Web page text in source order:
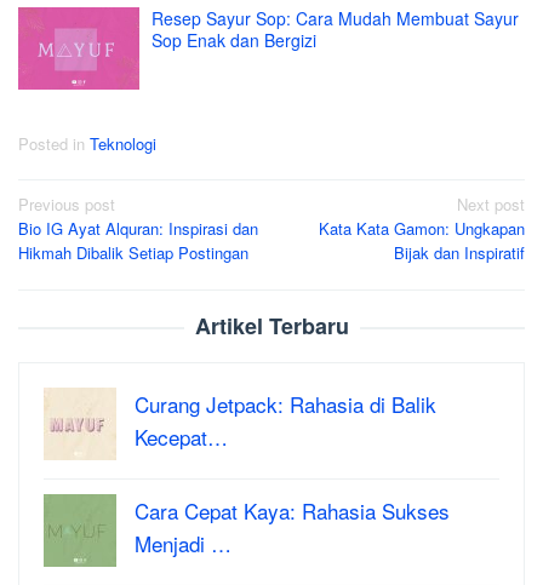
Resep Sayur Sop: Cara Mudah Membuat Sayur
Sop Enak dan Bergizi
Posted in Teknologi
Post
navigation
Previous post
Bio IG Ayat Alquran: Inspirasi dan
Hikmah Dibalik Setiap Postingan
Next post
Kata Kata Gamon: Ungkapan
Bijak dan Inspiratif
Artikel Terbaru
Curang Jetpack: Rahasia di Balik
Kecepat…
Cara Cepat Kaya: Rahasia Sukses
Menjadi …